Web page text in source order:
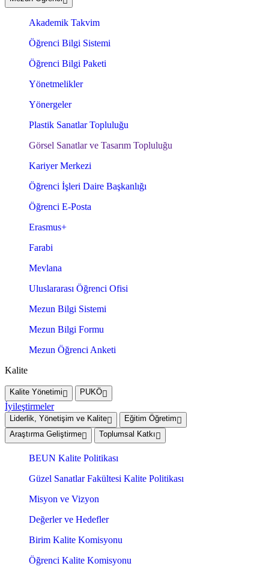
Akademik Takvim
Öğrenci Bilgi Sistemi
Öğrenci Bilgi Paketi
Yönetmelikler
Yönergeler
Plastik Sanatlar Topluluğu
Görsel Sanatlar ve Tasarım Topluluğu
Kariyer Merkezi
Öğrenci İşleri Daire Başkanlığı
Öğrenci E-Posta
Erasmus+
Farabi
Mevlana
Uluslararası Öğrenci Ofisi
Mezun Bilgi Sistemi
Mezun Bilgi Formu
Mezun Öğrenci Anketi
Kalite
Kalite Yönetimi PUKÖ
İyileştirmeler
Liderlik, Yönetişim ve Kalite
Eğitim Öğretim
Araştırma Geliştirme
Toplumsal Katkı
BEUN Kalite Politikası
Güzel Sanatlar Fakültesi Kalite Politikası
Misyon ve Vizyon
Değerler ve Hedefler
Birim Kalite Komisyonu
Öğrenci Kalite Komisyonu